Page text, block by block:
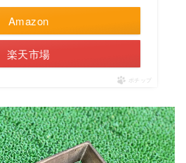
Amazon
楽天市場
ポチップ